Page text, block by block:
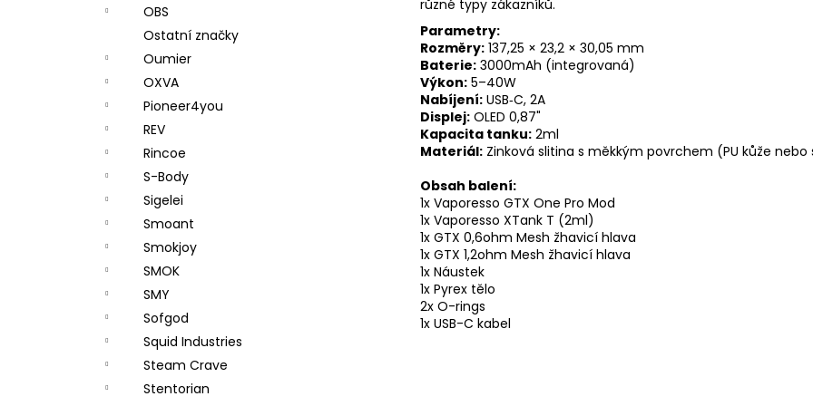
OBS
Ostatní značky
Oumier
OXVA
Pioneer4you
REV
Rincoe
S-Body
Sigelei
Smoant
Smokjoy
SMOK
SMY
Sofgod
Squid Industries
Steam Crave
Stentorian
různé typy zákazníků.
Parametry:
Rozměry: 137,25 × 23,2 × 30,05 mm
Baterie: 3000mAh (integrovaná)
Výkon: 5–40W
Nabíjení: USB‑C, 2A
Displej: OLED 0,87"
Kapacita tanku: 2ml
Materiál: Zinková slitina s měkkým povrchem (PU kůže nebo
Obsah balení:
1x Vaporesso GTX One Pro Mod
1x Vaporesso XTank T (2ml)
1x GTX 0,6ohm Mesh žhavicí hlava
1x GTX 1,2ohm Mesh žhavicí hlava
1x Náustek
1x Pyrex tělo
2x O-rings
1x USB-C kabel